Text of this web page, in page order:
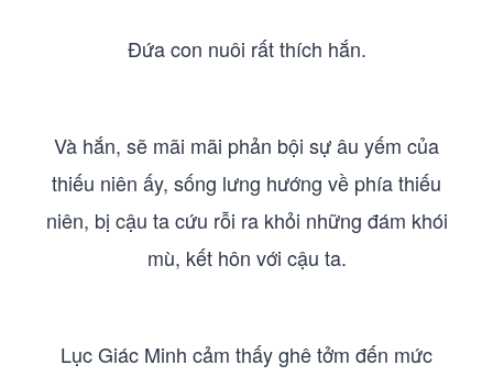
Đứa con nuôi rất thích hắn.
Và hắn, sẽ mãi mãi phản bội sự âu yếm của
thiếu niên ấy, sống lưng hướng về phía thiếu
niên, bị cậu ta cứu rỗi ra khỏi những đám khói
mù, kết hôn với cậu ta.
Lục Giác Minh cảm thấy ghê tởm đến mức